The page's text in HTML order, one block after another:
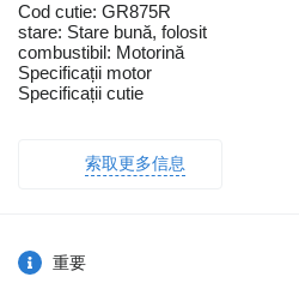
Cod cutie: GR875R
stare: Stare bună, folosit
combustibil: Motorină
Specificații motor
Specificații cutie
索取更多信息
重要